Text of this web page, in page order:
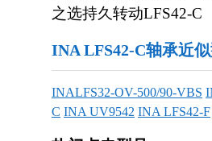
之选持久转动LFS42-C
INA LFS42-C轴承近
INALFS32-OV-500/90-VBS
C INA UV9542 INA LFS42-F